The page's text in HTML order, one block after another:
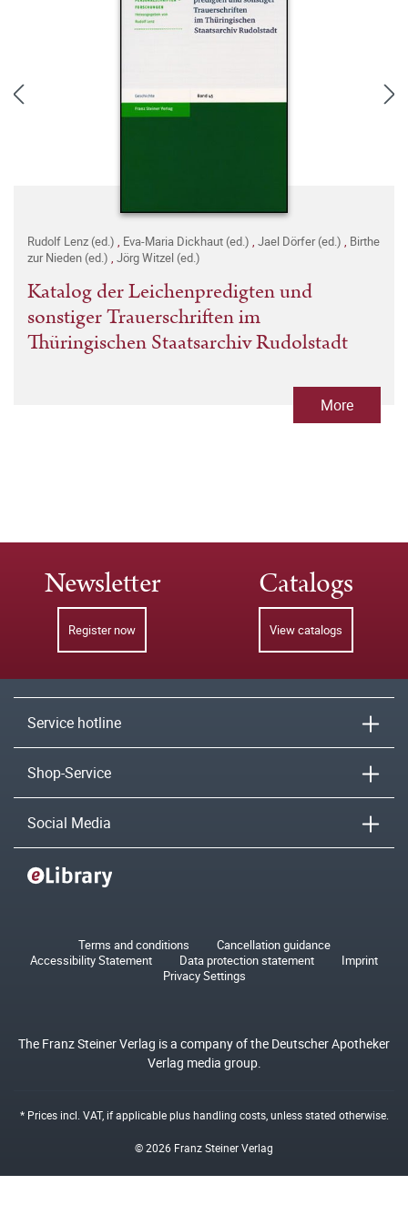
Rudolf Lenz (ed.) , Eva-Maria Dickhaut (ed.) , Jael Dörfer (ed.) , Birthe
zur Nieden (ed.) , Jörg Witzel (ed.)
Katalog der Leichenpredigten und
sonstiger Trauerschriften im
Thüringischen Staatsarchiv Rudolstadt
More
Newsletter
Register now
Catalogs
View catalogs
Service hotline
Shop-Service
Social Media
Terms and conditions
Cancellation guidance
Accessibility Statement
Data protection statement
Imprint
Privacy Settings
The Franz Steiner Verlag is a company of the Deutscher Apotheker
Verlag media group.
* Prices incl. VAT, if applicable plushandling costs, unless stated otherwise.
© 2026 Franz Steiner Verlag